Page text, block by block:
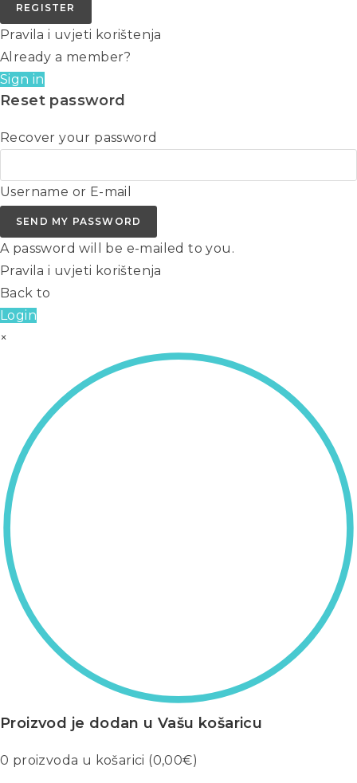
REGISTER
Pravila i uvjeti korištenja
Already a member?
Sign in
Reset password
Recover your password
Username or E-mail
SEND MY PASSWORD
A password will be e-mailed to you.
Pravila i uvjeti korištenja
Back to
Login
×
Proizvod je dodan u Vašu košaricu
0 proizvoda u košarici (0,00€)